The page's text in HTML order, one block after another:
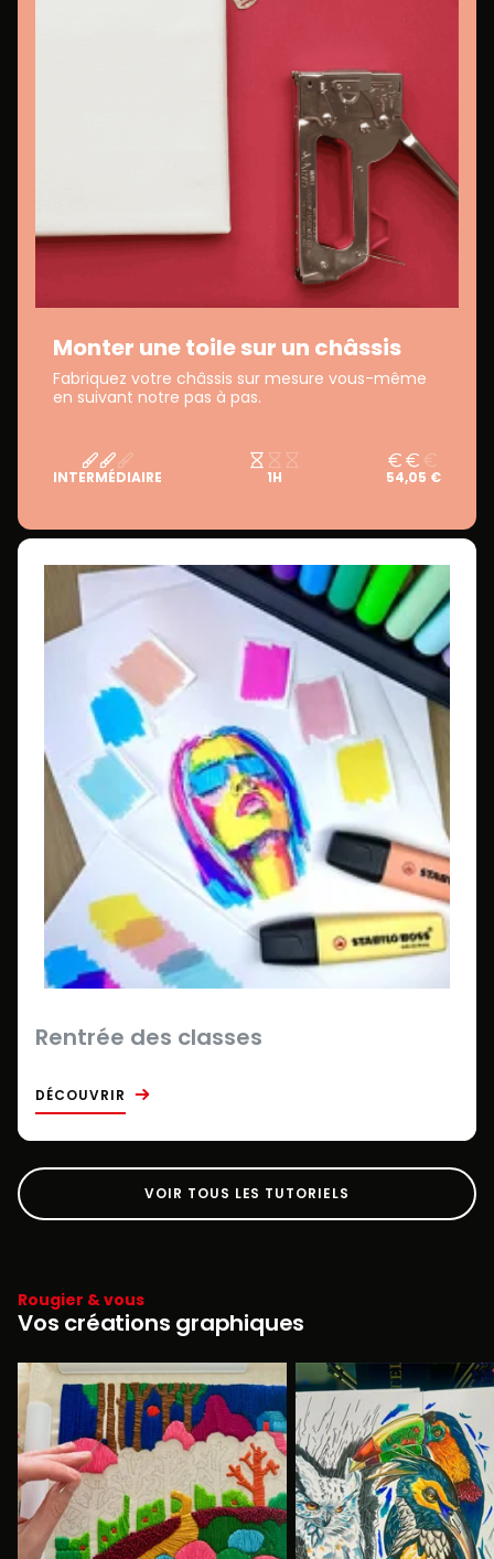
Monter une toile sur un châssis
Fabriquez votre châssis sur mesure vous-même
en suivant notre pas à pas.
INTERMÉDIAIRE 1H 54,05 €
Rentrée des classes
DÉCOUVRIR
VOIR TOUS LES TUTORIELS
Rougier & vous
Vos créations graphiques